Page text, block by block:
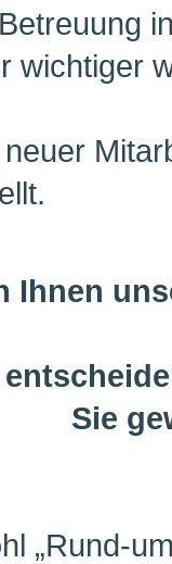
wichtiger
Ihnen
Sie
„Rund-